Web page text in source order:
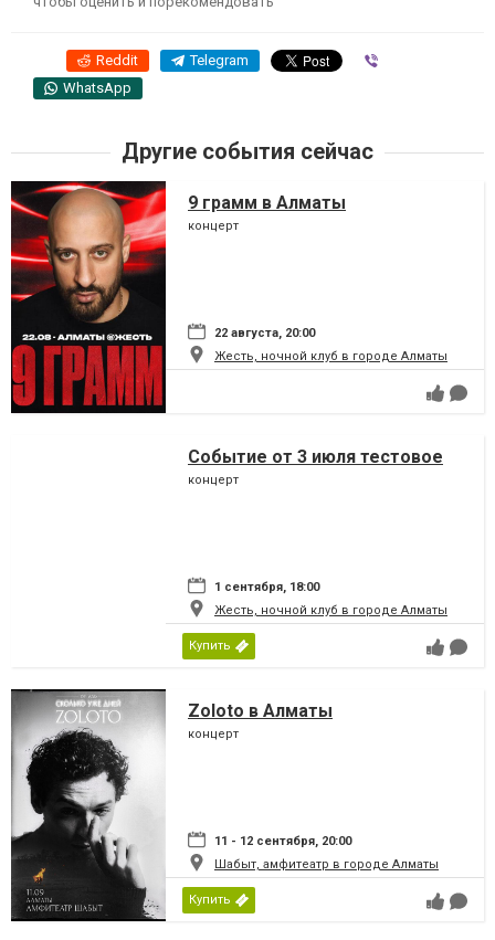
Reddit Telegram
WhatsApp
Другие события сейчас
9 грамм в Алматы
концерт
22 августа, 20:00
Жесть, ночной клуб в городе Алматы
Событие от 3 июля тестовое
концерт
1 сентября, 18:00
Жесть, ночной клуб в городе Алматы
Купить
Zoloto в Алматы
концерт
11 - 12 сентября, 20:00
Шабыт, амфитеатр в городе Алматы
Купить